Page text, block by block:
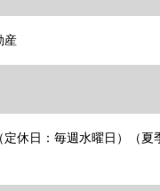
産
定休日：毎週水曜日）（夏